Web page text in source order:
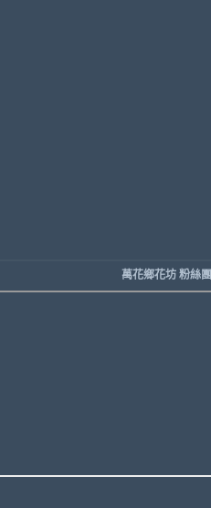
萬花鄉花坊 粉絲團